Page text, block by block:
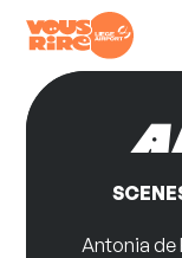
content
Antonia de